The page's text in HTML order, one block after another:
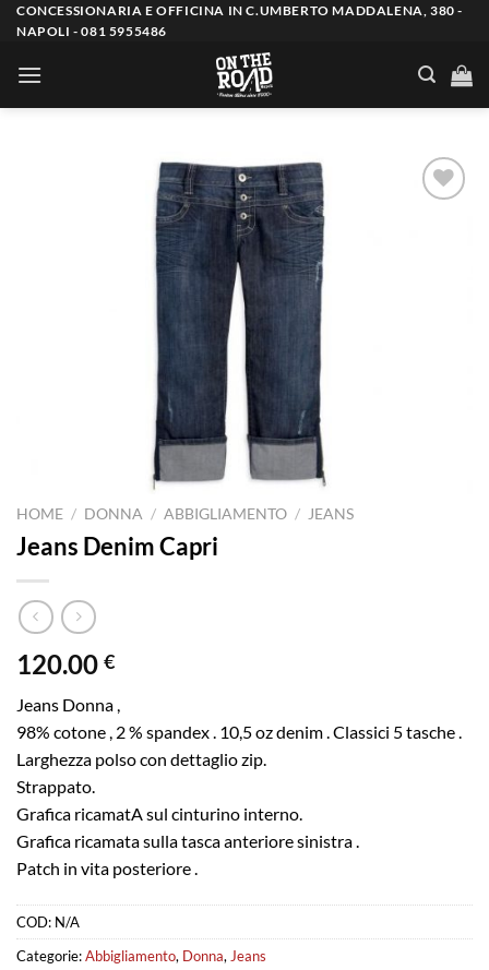
Salta
contenuti
CONCESSIONARIA E OFFICINA IN C.UMBERTO MADDALENA, 380 -
NAPOLI - 081 5955486
HOME / DONNA / ABBIGLIAMENTO / JEANS
Jeans Denim Capri
120.00 €
Jeans Donna ,
98% cotone , 2 % spandex . 10,5 oz denim . Classici 5 tasche .
Larghezza polso con dettaglio zip.
Strappato.
Grafica ricamatA sul cinturino interno.
Grafica ricamata sulla tasca anteriore sinistra .
Patch in vita posteriore .
COD: N/A
Categorie:Abbigliamento, Donna, Jeans